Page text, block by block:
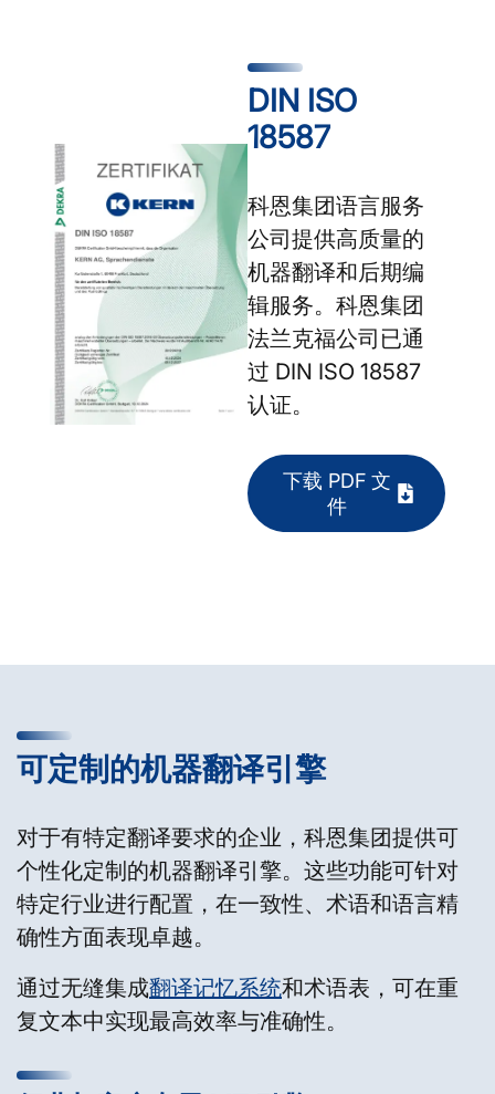
DIN ISO
18587
科恩集团语言服务
公司提供高质量的
机器翻译和后期编
辑服务。科恩集团
法兰克福公司已通
过 DIN ISO 18587
认证。
下载 PDF 文
件
可定制的机器翻译引擎
对于有特定翻译要求的企业，科恩集团提供可
个性化定制的机器翻译引擎。这些功能可针对
特定行业进行配置，在一致性、术语和语言精
确性方面表现卓越。
通过无缝集成翻译记忆系统和术语表，可在重
复文本中实现最高效率与准确性。